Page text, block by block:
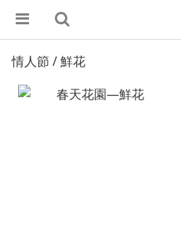
情人節 / 鮮花